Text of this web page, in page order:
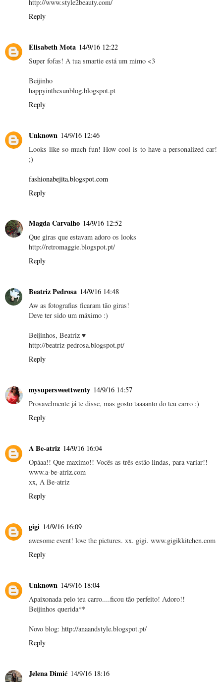
http://www.style2beauty.com/
Reply
Elisabeth Mota 14/9/16 12:22
Super fofas! A tua smartie está um mimo <3
Beijinho
happyinthesunblog.blogspot.pt
Reply
Unknown 14/9/16 12:46
Looks like so much fun! How cool is to have a personalized car!
;)
fashionabejita.blogspot.com
Reply
Magda Carvalho 14/9/16 12:52
Que giras que estavam adoro os looks
http://retromaggie.blogspot.pt/
Reply
Beatriz Pedrosa 14/9/16 14:48
Aw as fotografias ficaram tão giras!
Deve ter sido um máximo :)
Beijinhos, Beatriz ♥
http://beatriz-pedrosa.blogspot.pt/
Reply
mysupersweettwenty 14/9/16 14:57
Provavelmente já te disse, mas gosto taaaanto do teu carro :)
Reply
A Be-atriz 14/9/16 16:04
Opáaa!! Que maximo!! Vocês as três estão lindas, para variar!!
www.a-be-atriz.com
xx, A Be-atriz
Reply
gigi 14/9/16 16:09
awesome event! love the pictures. xx. gigi. www.gigikkitchen.com
Reply
Unknown 14/9/16 18:04
Apaixonada pelo teu carro....ficou tão perfeito! Adoro!!
Beijinhos querida**
Novo blog: http://anaandstyle.blogspot.pt/
Reply
Jelena Dimić 14/9/16 18:16